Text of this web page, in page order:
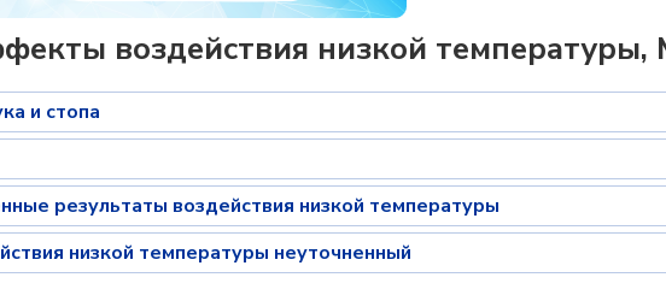
воздействия низкой
и стопа
результаты воздействия низкой температуры
низкой температуры неуточненный